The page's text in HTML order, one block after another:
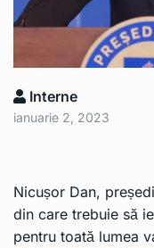
Interne
ianuarie 2, 2023
Nicușor Dan,
din care trebuie să
pentru toată lumea